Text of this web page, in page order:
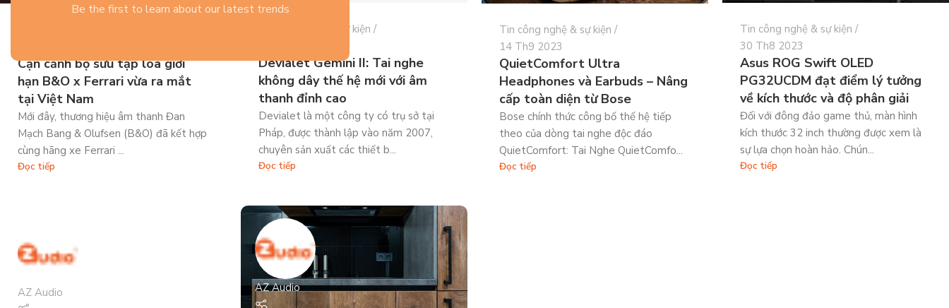
Be the first to learn about our latest trends
Cận cảnh bộ sưu tập loa giới
hạn B&O x Ferrari vừa ra mắt
tại Việt Nam
Mới đây, thương hiệu âm thanh Đan
Mạch Bang & Olufsen (B&O) đã kết hợp
cùng hãng xe Ferrari ...
Đọc tiếp
Tin công nghệ & sự kiện
Devialet Gemini II: Tai nghe
không dây thế hệ mới với âm
thanh đỉnh cao
Devialet là một công ty có trụ sở tại
Pháp, được thành lập vào năm 2007,
chuyên sản xuất các thiết b...
Đọc tiếp
Tin công nghệ & sự kiện
14 Th9 2023
QuietComfort Ultra
Headphones và Earbuds – Nâng
cấp toàn diện từ Bose
Bose chính thức công bố thế hệ tiếp
theo của dòng tai nghe độc đáo
QuietComfort: Tai Nghe QuietComfo...
Đọc tiếp
Tin công nghệ & sự kiện
30 Th8 2023
Asus ROG Swift OLED
PG32UCDM đạt điểm lý tưởng
về kích thước và độ phân giải
Đối với đông đảo game thủ, màn hình
kích thước 32 inch thường được xem là
sự lựa chọn hoàn hảo. Chún...
Đọc tiếp
AZ Audio AZ Audio